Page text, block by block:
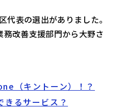
代表の選出がありました。
改善支援部門から大野さ
（キントーン）！？
るサービス？